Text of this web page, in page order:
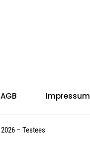
AGB Impressum
– Testees